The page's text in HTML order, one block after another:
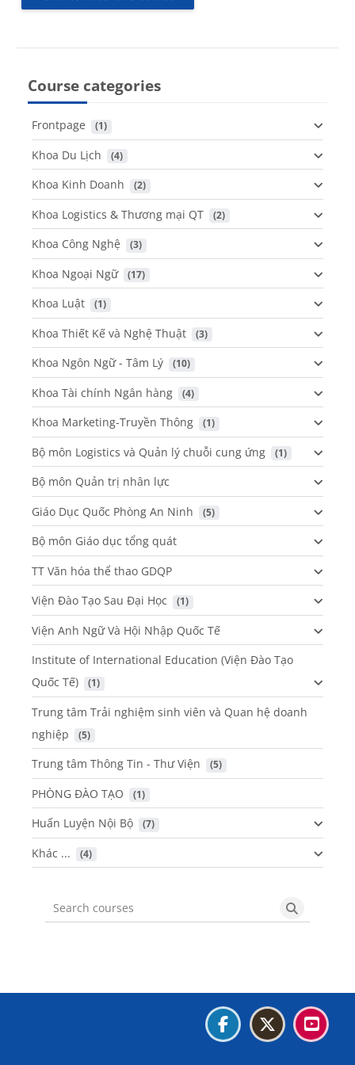
Course categories
Frontpage (1)
Khoa Du Lịch (4)
Khoa Kinh Doanh (2)
Khoa Logistics & Thương mại QT (2)
Khoa Công Nghệ (3)
Khoa Ngoại Ngữ (17)
Khoa Luật (1)
Khoa Thiết Kế và Nghệ Thuật (3)
Khoa Ngôn Ngữ - Tâm Lý (10)
Khoa Tài chính Ngân hàng (4)
Khoa Marketing-Truyền Thông (1)
Bộ môn Logistics và Quản lý chuỗi cung ứng (1)
Bộ môn Quản trị nhân lực
Giáo Dục Quốc Phòng An Ninh
(5)
Bộ môn Giáo dục tổng quát
TT Văn hóa thể thao GDQP
Viện Đào Tạo Sau Đại Học
(1)
Viện Anh Ngữ Và Hội Nhập Quốc Tế
Institute of International Education (Viện Đào Tạo
Quốc Tế)
(1)
Trung tâm Trải nghiệm sinh viên và Quan hệ doanh
nghiệp
(5)
Trung tâm Thông Tin - Thư Viện (5)
PHÒNG ĐÀO TẠO (1)
Huấn Luyện Nội Bộ (7)
Khác ... (4)
Search courses Search